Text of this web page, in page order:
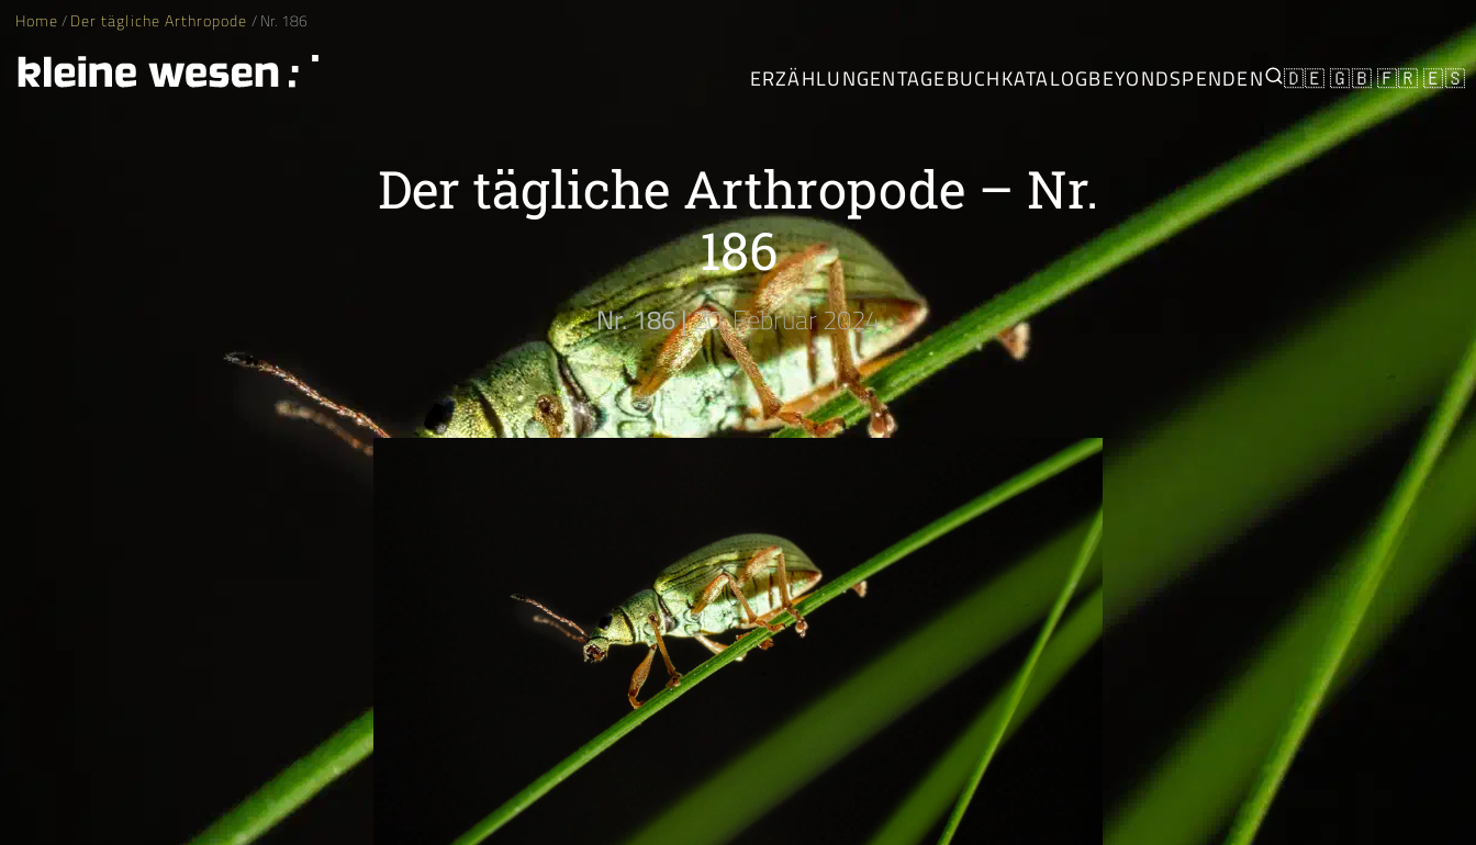
Home/Der tägliche Arthropode / Nr. 186
ERZÄHLUNGENTAGEBUCHKATALOGBEYONDSPENDEN 🇩🇪 🇬🇧🇫🇷🇪🇸
Der tägliche Arthropode – Nr.
186
Nr. 186 |20. Februar 2024